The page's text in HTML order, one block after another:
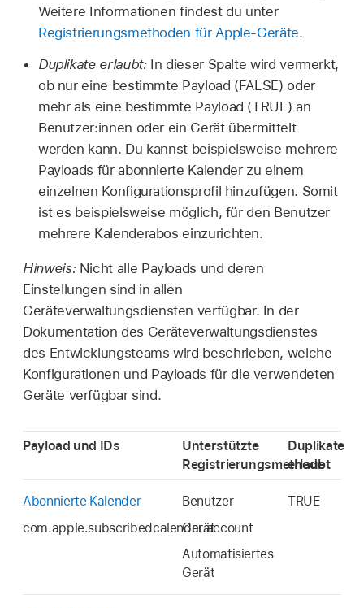
Weitere Informationen findest du unter
Registrierungsmethoden für Apple-Geräte.
Duplikate erlaubt:In dieser Spalte wird vermerkt,
ob nur eine bestimmte Payload (FALSE) oder
mehr als eine bestimmte Payload (TRUE) an
Benutzer:innen oder ein Gerät übermittelt
werden kann. Du kannst beispielsweise mehrere
Payloads für abonnierte Kalender zu einem
einzelnen Konfigurationsprofil hinzufügen. Somit
ist es beispielsweise möglich, für den Benutzer
mehrere Kalenderabos einzurichten.
Hinweis: Nicht alle Payloads und deren
Einstellungen sind in allen
Geräteverwaltungsdiensten verfügbar. In der
Dokumentation des Geräteverwaltungsdienstes
des Entwicklungsteams wird beschrieben, welche
Konfigurationen und Payloads für die verwendeten
Geräte verfügbar sind.
Payload und IDs
Unterstützte
Registrierungsmethode
Duplikate
erlaubt
Abonnierte Kalender
com.apple.subscribedcalendar.account
Benutzer
Gerät
Automatisiertes
Gerät
TRUE